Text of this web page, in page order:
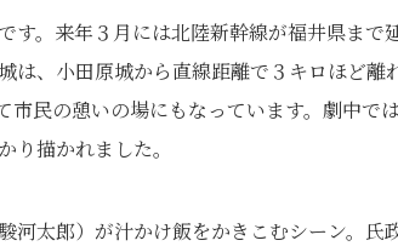
す。来年３月には北陸新幹線が福井県まで
は、小田原城から直線距離で３キロほど離
民の憩いの場にもなっています。劇中で
描かれました。
河太郎）が汁かけ飯をかきこむシーン。氏